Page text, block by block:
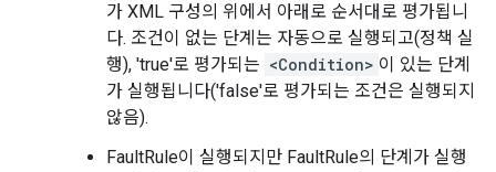
가 XML 구성의 위에서 아래로 순서대로 평가됩니
다. 조건이 없는 단계는 자동으로 실행되고(정책 실
행), 'true'로 평가되는 <Condition> 이 있는 단계
가 실행됩니다('false'로 평가되는 조건은 실행되지
않음).
FaultRule이 실행되지만 FaultRule의 단계가 실행